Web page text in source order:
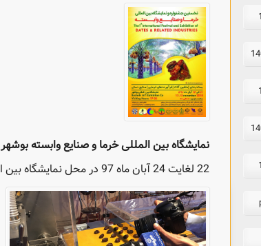
نمایشگاه بین المللی خرما و صنایع وابسته بوشهر
22 لغایت 24 آبان ماه 97 در محل نمایشگاه بین المللی بوشهر برگزار گردید.